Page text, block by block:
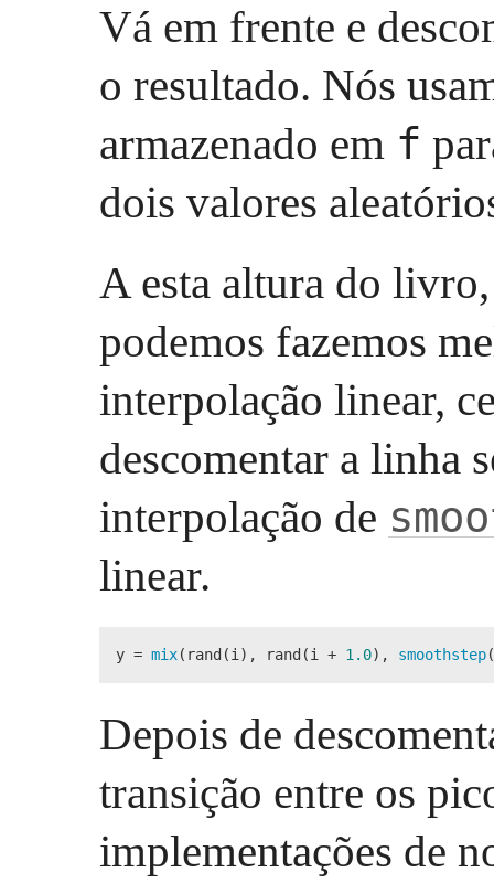
Vá em frente e
o resultado. Nós
armazenado em f
dois valores
A esta altura do
podemos fazemos
interpolação linear,
descomentar a linha
interpolação de
linear.
y = mix(rand(i), rand(i + 1.0), smoothstep(
Depois de
transição entre os
implementações de